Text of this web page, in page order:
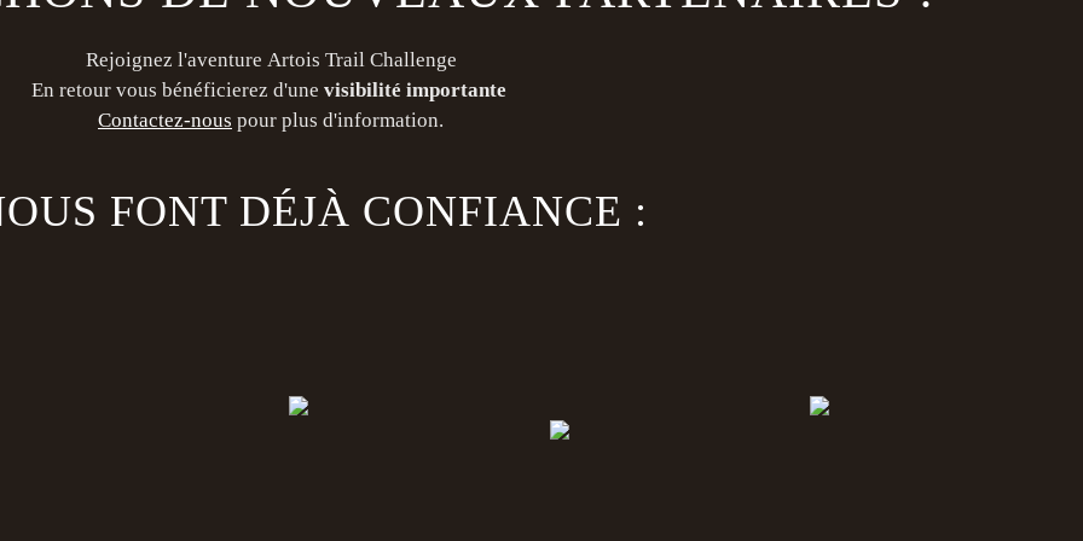
Rejoignez l'aventure Artois Trail Challenge
En retour vous bénéficierez d'une visibilité importante
Contactez-nous pour plus d'information.
FONT DÉJÀ CONFIANCE :